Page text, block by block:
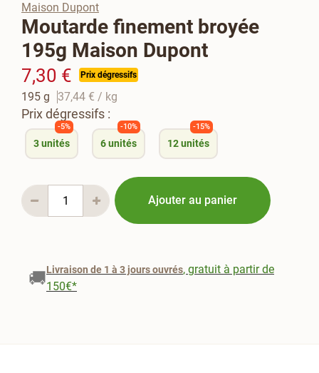
Maison Dupont
Moutarde finement broyée
195g Maison Dupont
7,30 € Prix dégressifs
195 g 37,44 € / kg
Prix dégressifs :
3unités
-5%
6unités
-10%
12 unités
-15%
Ajouter au panier
🚚Livraison de 1 à 3 jours ouvrés, gratuit à partir de
150€*